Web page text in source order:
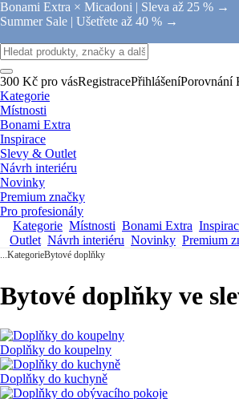
Bonami Extra × Micadoni | Sleva až 25 % →
Summer Sale | Ušetřete až 40 % →
300 Kč pro vásRegistracePřihlášeníPorovnání
Kategorie
Místnosti
Bonami Extra
Inspirace
Slevy & Outlet
Návrh interiéru
Novinky
Premium značky
Pro profesionály
Kategorie Místnosti Bonami Extra
Outlet Návrh interiéru Novinky Premium
...KategorieBytové doplňky
Bytové doplňky ve
Doplňky do koupelny
Doplňky do kuchyně